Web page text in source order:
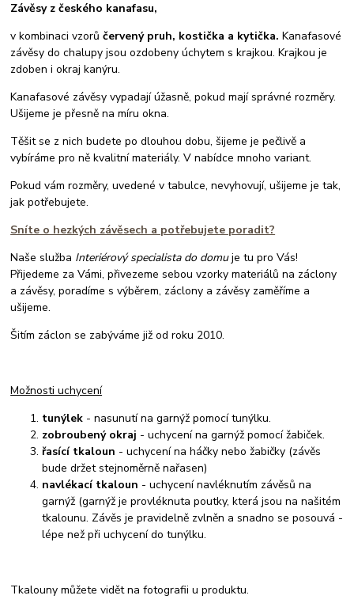
Závěsy z českého kanafasu,
v kombinaci vzorůčervený pruh, kostička a kytička.Kanafasové
závěsy do chalupy jsou ozdobeny úchytem s krajkou. Krajkou je
zdoben i okraj kanýru.
Kanafasové závěsy vypadají úžasně, pokud mají správné rozměry.
Ušijeme je přesně na míru okna.
Těšit se z nich budete po dlouhou dobu, šijeme je pečlivě a
vybíráme pro ně kvalitní materiály. V nabídce mnoho variant.
Pokud vám rozměry, uvedené v tabulce, nevyhovují, ušijeme je tak,
jak potřebujete.
Sníte o hezkých závěsech a potřebujete poradit?
Naše služba Interiérový specialista do domuje tu pro Vás!
Přijedeme za Vámi, přivezeme sebou vzorky materiálů na záclony
a závěsy, poradíme s výběrem, záclony a závěsy zaměříme a
ušijeme.
Šitím záclon se zabýváme již od roku 2010.
Možnosti uchycení
tunýlek - nasunutí na garnýž pomocí tunýlku.
zobroubený okraj - uchycení na garnýž pomocí žabiček.
řasící tkaloun - uchycení na háčky nebo žabičky (závěs
bude držet stejnoměrně nařasen)
navlékací tkaloun - uchycení navléknutím závěsů na
garnýž (garnýž je provléknuta poutky, která jsou na našitém
tkalounu. Závěs je pravidelně zvlněn a snadno se posouvá -
lépe než při uchycení do tunýlku.
Tkalouny můžete vidět na fotografii u produktu.